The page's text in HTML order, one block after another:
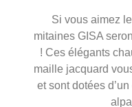
Si vous aimez
mitaines GISA
! Ces élégants
maille jacquard
et sont dotées